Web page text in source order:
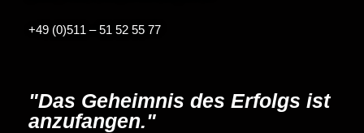
+49 (0)511 – 51 52 55 77
"Das Geheimnis des Erfolgs ist
anzufangen."